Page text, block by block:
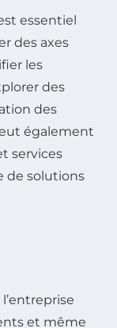
essentiel
des axes
les
des
des
également
services
de solutions
et même